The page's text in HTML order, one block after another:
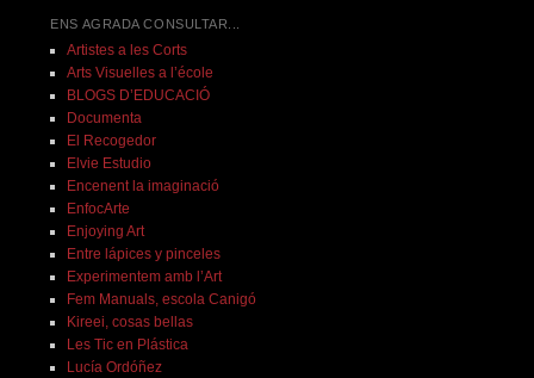
ENS AGRADA CONSULTAR...
Artistes a les Corts
Arts Visuelles a l’école
BLOGS D’EDUCACIÓ
Documenta
El Recogedor
Elvie Estudio
Encenent la imaginació
EnfocArte
Enjoying Art
Entre lápices y pinceles
Experimentem amb l’Art
Fem Manuals, escola Canigó
Kireei, cosas bellas
Les Tic en Plástica
Lucía Ordóñez